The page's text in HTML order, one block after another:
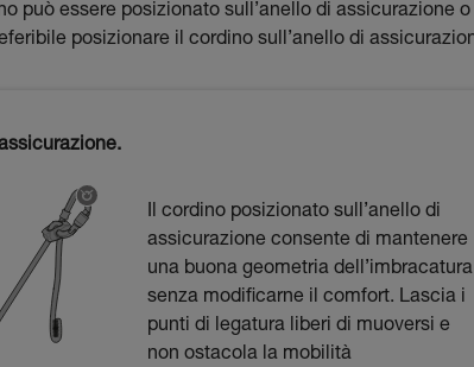
può essere posizionato sull’anello di assicurazione o
posizionare il cordino sull’anello di
Il cordino posizionato sull’anello di
assicurazione consente di mantenere
una buona geometria dell’imbracatura
senza modificarne il comfort. Lascia i
punti di legatura liberi di muoversi e
non ostacola la mobilità